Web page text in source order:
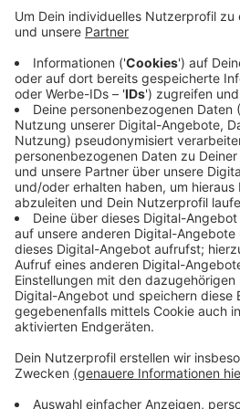
Am Anglersee in St. Arnold
Feuerwehr am Nachmittag
Ertrinken gerettet. Das Tier
im Wasser und konnte oder
herauskommen - auch nicht,
Wasser gesprungen war, um zu
Feuerwehrleute in Wasser-
einen Angler mit seinem
ein. Mit vereinten Kräften gelang
einer guten halben Stunde, den
bringen.
Anzeige